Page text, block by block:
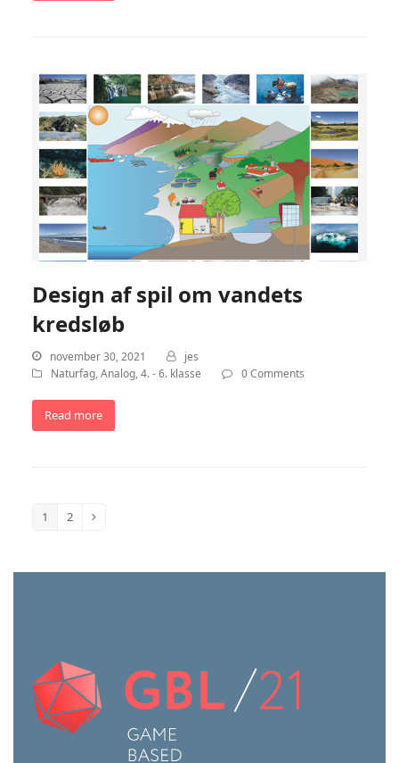
Design af spil om vandets
kredsløb
november 30, 2021
jes
Naturfag,Analog,4. - 6. klasse 0 Comments
Read more
Page
1 Page
2 Next